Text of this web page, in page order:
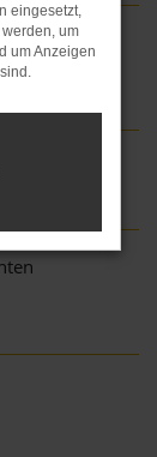
uns?
eingesetzt,
um
um Anzeigen